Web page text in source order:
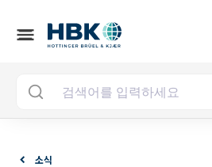
menu
소식